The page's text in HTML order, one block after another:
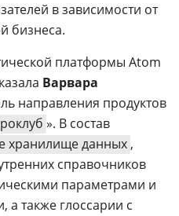
в зависимости от
бизнеса.
платформы Atom
Варвара
направления продуктов
». В состав
хранилище данных,
справочников
параметрами и
а также глоссарии с